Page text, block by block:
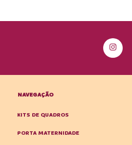
NAVEGAÇÃO
KITS DE QUADROS
PORTA MATERNIDADE